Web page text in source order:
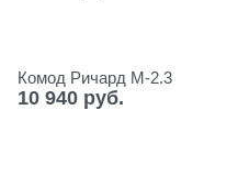
Комод Ричард М-2.3
10 940 руб.